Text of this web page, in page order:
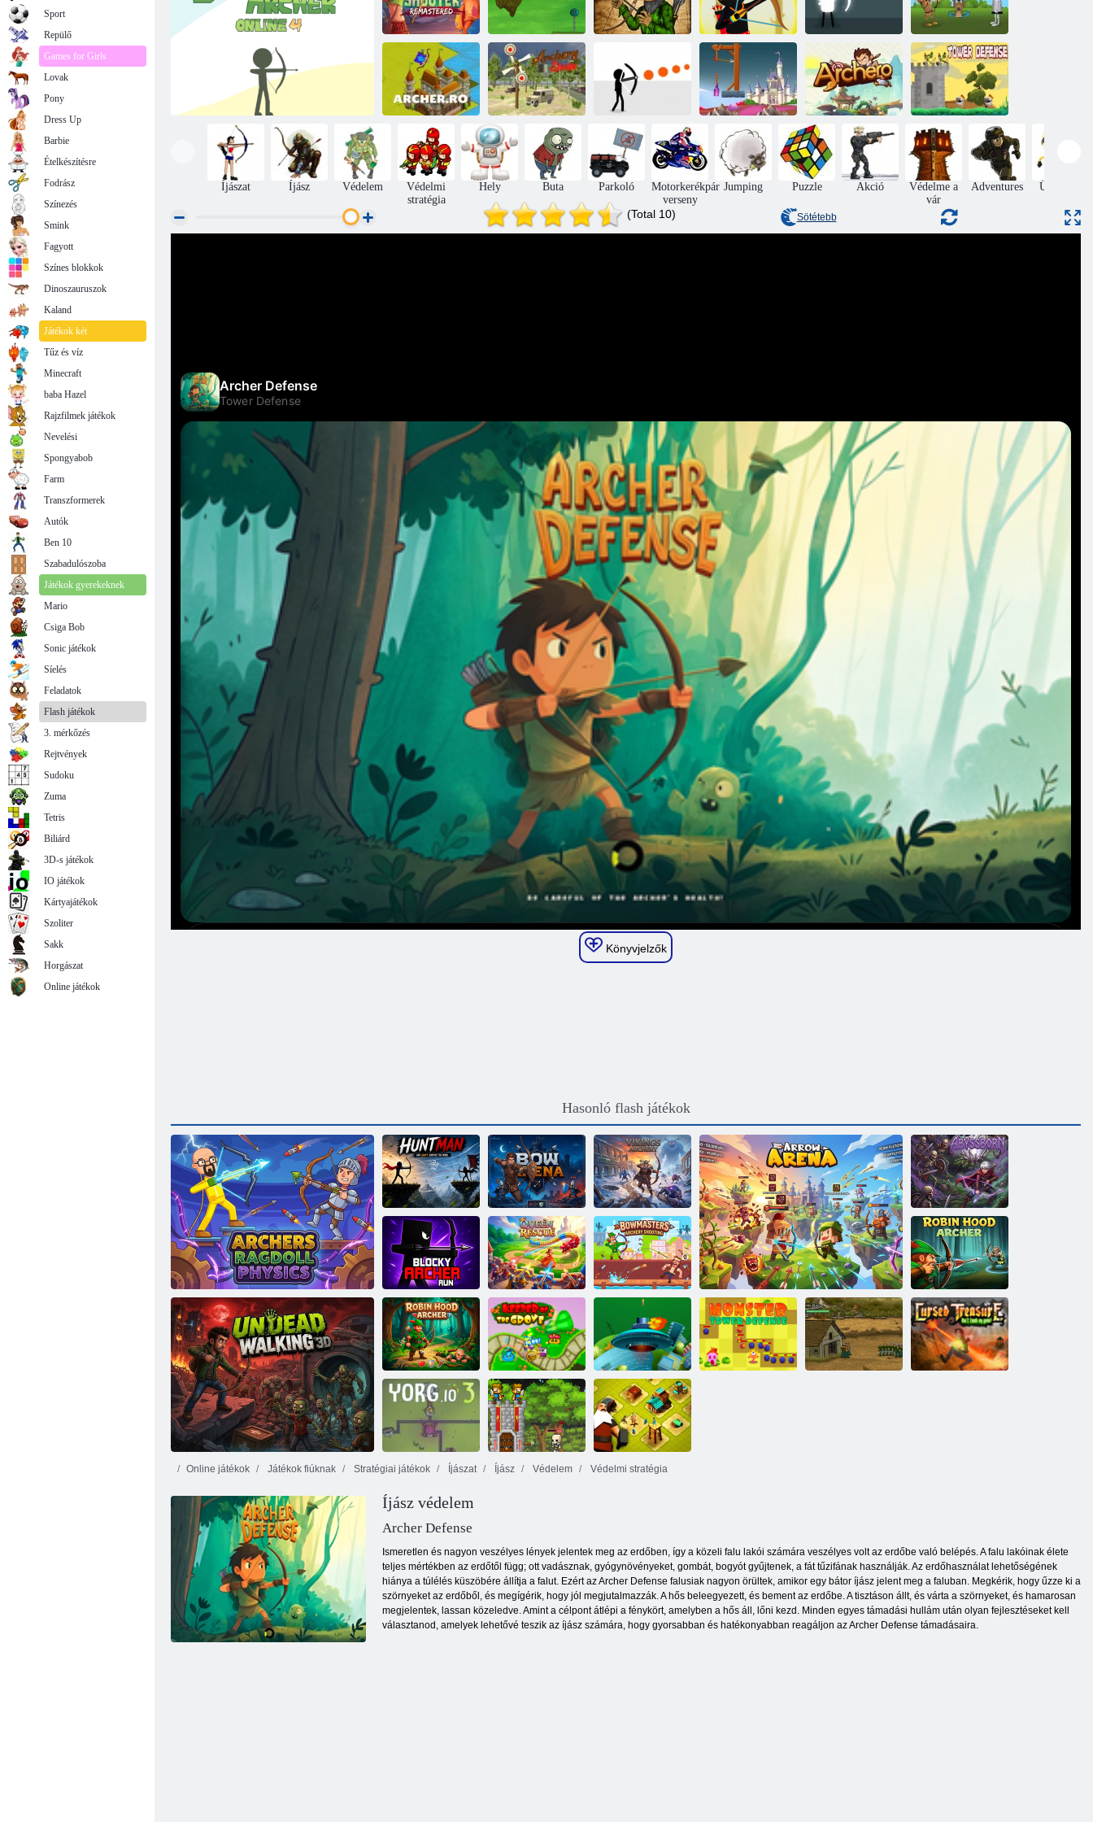
Az Apple
Shooter
remastered
Őrült Archer HOBIN ROOD Stickman Hunter Fehér íjász
Sherwood
Shooter
Íjász. ro Íjászat sztrájk
Kerülje el a
Íjászatüveg lő Archero
Tower Defense
király
Íjászat Íjász Védelem
Védelmi
stratégia
Hely Buta Parkoló
Motorkerékpár
verseny
Jumping Puzzle Akció
Védelme a
vár
Adventures Ügyesség
(Total 10) Sötétebb
Könyvjelzők
Hasonló flash játékok
Íjászok Ragdoll fizika
VADÁSZLEGÉNY Bow Aréna Vikingek íjászata Abyssborn
Blocky Archer
Run
Queen Rescue
Élőhalott séta 3D
Bowmasters
Íjászat Lövés
Robin Hood
Archer
Robin Hood
Archer
A Grove Keeper Lő az idegenek
Yorg. IO 3
Online játékok Játékok fiúknak Stratégiai játékok Íjászat Íjász Védelem Védelmi stratégia
Íjász védelem
Archer Defense
Ismeretlen és nagyon veszélyes lények jelentek meg az erdőben, így a közeli falu lakói számára veszélyes volt az erdőbe való belépés. A falu lakóinak élete
teljes mértékben az erdőtől függ; ott vadásznak, gyógynövényeket, gombát, bogyót gyűjtenek, a fát tűzifának használják. Az erdőhasználat lehetőségének
hiánya a túlélés küszöbére állítja a falut. Ezért az Archer Defense falusiak nagyon örültek, amikor egy bátor íjász jelent meg a faluban. Megkérik, hogy űzze ki a
szörnyeket az erdőből, és megígérik, hogy jól megjutalmazzák. A hős beleegyezett, és bement az erdőbe. A tisztáson állt, és várta a szörnyeket, és hamarosan
megjelentek, lassan közeledve. Amint a célpont átlépi a fénykört, amelyben a hős áll, lőni kezd. Minden egyes támadási hullám után olyan fejlesztéseket kell
választanod, amelyek lehetővé teszik az íjász számára, hogy gyorsabban és hatékonyabban reagáljon az Archer Defense támadásaira.
Sport
Repülő
Games for Girls
Lovak
Pony
Dress Up
Barbie
Ételkészítésre
Fodrász
Színezés
Smink
Fagyott
Színes blokkok
Dinoszauruszok
Kaland
Játékok két
Tűz és víz
Minecraft
baba Hazel
Rajzfilmek játékok
Nevelési
Spongyabob
Farm
Transzformerek
Autók
Ben 10
Szabadulószoba
Játékok gyerekeknek
Mario
Csiga Bob
Sonic játékok
Síelés
Feladatok
Flash játékok
3. mérkőzés
Rejtvények
Sudoku
Zuma
Tetris
Biliárd
3D-s játékok
IO játékok
Kártyajátékok
Szoliter
Sakk
Horgászat
Online játékok